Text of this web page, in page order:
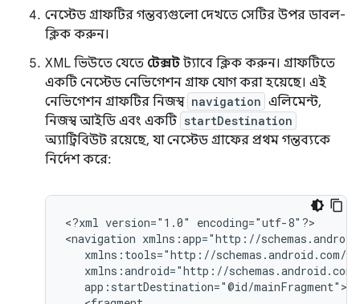
নেস্টেড গ্রাফটির গন্তব্যগুলো দেখতে সেটির উপর ডাবল-
ক্লিক করুন।
XML ভিউতে যেতে টেক্সট ট্যাবে ক্লিক করুন। গ্রাফটিতে
একটি নেস্টেড নেভিগেশন গ্রাফ যোগ করা হয়েছে। এই
নেভিগেশন গ্রাফটির নিজস্ব navigation এলিমেন্ট,
নিজস্ব আইডি এবং একটি startDestination
অ্যাট্রিবিউট রয়েছে, যা নেস্টেড গ্রাফের প্রথম গন্তব্যকে
নির্দেশ করে:
<?xml version="1.0"
encoding="utf-8"?>
<navigation